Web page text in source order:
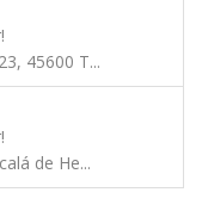
45600 T...
de He...